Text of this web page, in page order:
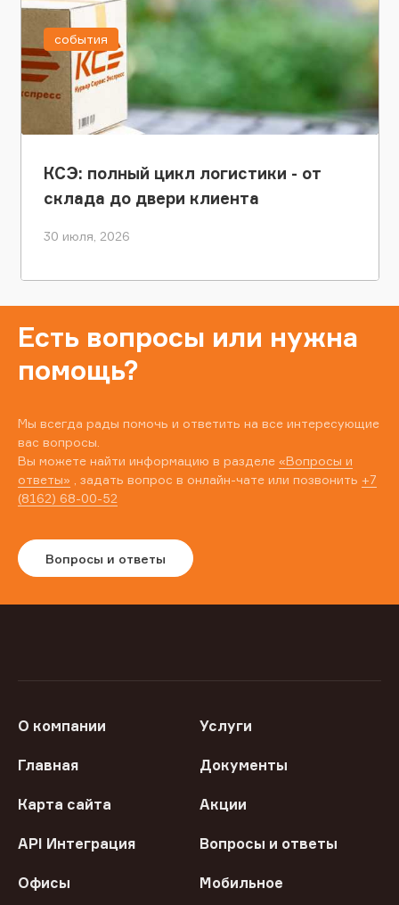
КСЭ: полный цикл логистики - от
склада до двери клиента
30 июля, 2026
события
Есть вопросы или нужна
помощь?
Мы всегда рады помочь и ответить на все интересующие
вас вопросы.
Вы можете найти информацию в разделе «Вопросы и
ответы» , задать вопрос в онлайн-чате или позвонить +7
(8162) 68-00-52
Вопросы и ответы
О компании Услуги
Главная Документы
Карта сайта Акции
API Интеграция Вопросы и ответы
Офисы
Мобильное